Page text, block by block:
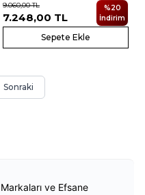
9.060,00TL
7.248,00 TL
%20
İndirim
Sepete Ekle
Sonraki
ve Efsane